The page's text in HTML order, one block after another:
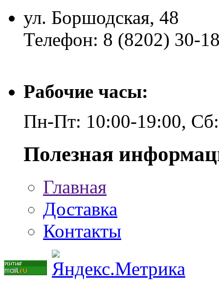
ул. Боршодская, 48
Телефон: 8 (8202) 30-
Рабочие часы:
Пн-Пт: 10:00-19:00,
Полезная
Главная
Доставка
Контакты